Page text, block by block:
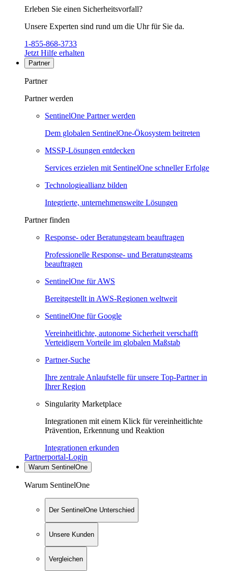
Erleben Sie einen Sicherheitsvorfall?
Unsere Experten sind rund um die Uhr für Sie da.
1-855-868-3733
Jetzt Hilfe erhalten
Partner
Partner
Partner werden
SentinelOne Partner werden
Dem globalen SentinelOne-Ökosystem beitreten
MSSP-Lösungen entdecken
Services erzielen mit SentinelOne schneller Erfolge
Technologieallianz bilden
Integrierte, unternehmensweite Lösungen
Partner finden
Response- oder Beratungsteam beauftragen
Professionelle Response- und Beratungsteams
beauftragen
SentinelOne für AWS
Bereitgestellt in AWS-Regionen weltweit
SentinelOne für Google
Vereinheitlichte, autonome Sicherheit verschafft
Verteidigern Vorteile im globalen Maßstab
Partner-Suche
Ihre zentrale Anlaufstelle für unsere Top-Partner in
Ihrer Region
Singularity Marketplace
Integrationen mit einem Klick für vereinheitlichte
Prävention, Erkennung und Reaktion
Integrationen erkunden
Partnerportal-Login
Warum SentinelOne
Warum SentinelOne
Der SentinelOne Unterschied
Unsere Kunden
Vergleichen